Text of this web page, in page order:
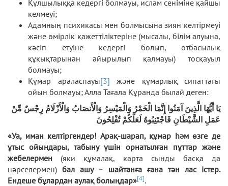
Құлшылыққа кедергі болмауы, ислам сеніміне қайшы
келмеуі;
Адамның психикасы мен болмысына зиян келтірмеуі
және өмірлік қажеттіліктеріне (мысалы, білім алуына,
кәсіп етуіне кедергі болып, отбасылық
құқықтарынан айырылып қалмауы) тосқауыл
болмауы;
Құмар араласпауы[3] және құмарлық сипаттағы
ойын болмауы; Алла Тағала Құранда былай деген:
يَا أَيُّهَا الَّذِينَ آمَنُوا إِنَّمَا الْخَمْرُ وَالْمَيْسِرُ وَالْأَنصَابُ وَالْأَزْلَامُ رِجْسٌ مِّنْ
عَمَلِ الشَّيْطَانِ فَاجْتَنِبُوهُ لَعَلَّكُمْ تُفْلِحُونَ
«Уа, иман келтіргендер! Арақ-шарап, құмар һәм өзге де
ұтыс ойындары, табыну үшін орнатылған пұттар және
жебелермен (яки құмалақ, карта сынды басқа да
нәрселермен) бал ашу – шайтанға ғана тән лас істер.
Ендеше бұлардан аулақ болыңдар»[4].